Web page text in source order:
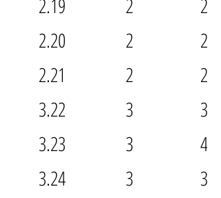
2.20
2
2.5
2.21
2
2.5
3.22
3
3.5
3.23
3
4.5
3.24
3
3.5